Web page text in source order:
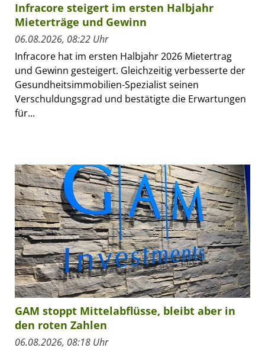
Infracore steigert im ersten Halbjahr
Mieterträge und Gewinn
06.08.2026, 08:22 Uhr
Infracore hat im ersten Halbjahr 2026 Mietertrag
und Gewinn gesteigert. Gleichzeitig verbesserte der
Gesundheitsimmobilien-Spezialist seinen
Verschuldungsgrad und bestätigte die Erwartungen
für...
GAM stoppt Mittelabflüsse, bleibt aber in
den roten Zahlen
06.08.2026, 08:18 Uhr